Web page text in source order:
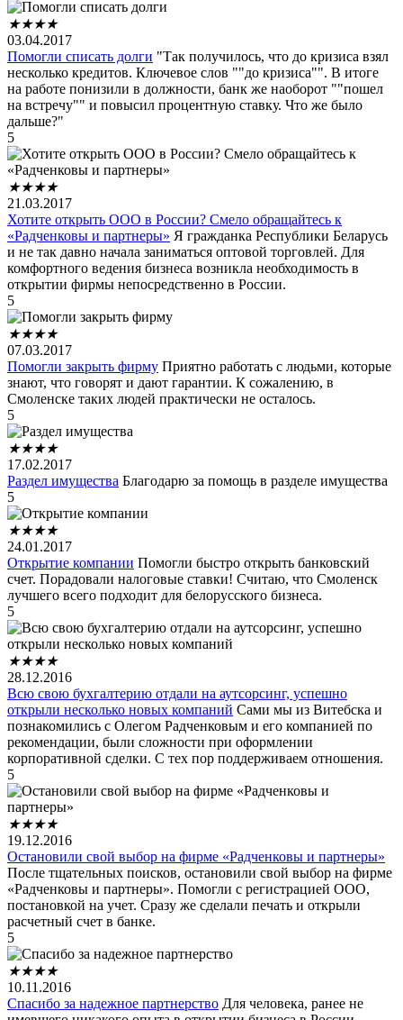
★★★★
03.04.2017
Помогли списать долги "Так получилось, что до кризиса взял
несколько кредитов. Ключевое слов ""до кризиса"". В итоге
на работе понизили в должности, банк же наоборот ""пошел
на встречу"" и повысил процентную ставку. Что же было
дальше?"
5
★★★★
21.03.2017
Хотите открыть ООО в России? Смело обращайтесь к
«Радченковы и партнеры» Я гражданка Республики Беларусь
и не так давно начала заниматься оптовой торговлей. Для
комфортного ведения бизнеса возникла необходимость в
открытии фирмы непосредственно в России.
5
★★★★
07.03.2017
Помогли закрыть фирму Приятно работать с людьми, которые
знают, что говорят и дают гарантии. К сожалению, в
Смоленске таких людей практически не осталось.
5
★★★★
17.02.2017
Раздел имущества Благодарю за помощь в разделе имущества
5
★★★★
24.01.2017
Открытие компании Помогли быстро открыть банковский
счет. Порадовали налоговые ставки! Считаю, что Смоленск
лучшего всего подходит для белорусского бизнеса.
5
★★★★
28.12.2016
Всю свою бухгалтерию отдали на аутсорсинг, успешно
открыли несколько новых компаний Сами мы из Витебска и
познакомились с Олегом Радченковым и его компанией по
рекомендации, были сложности при оформлении
корпоративной сделки. С тех пор поддерживаем отношения.
5
★★★★
19.12.2016
Остановили свой выбор на фирме «Радченковы и партнеры»
После тщательных поисков, остановили свой выбор на фирме
«Радченковы и партнеры». Помогли с регистрацией ООО,
постановкой на учет. Сразу же сделали печать и открыли
расчетный счет в банке.
5
★★★★
10.11.2016
Спасибо за надежное партнерство Для человека, ранее не